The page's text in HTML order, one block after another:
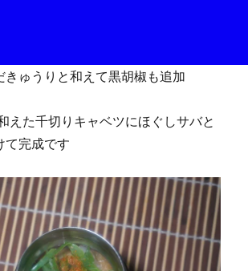
きゅうりと和えて黒胡椒も追加
えた千切りキャベツにほぐしサバと
て完成です